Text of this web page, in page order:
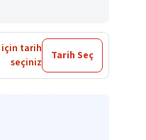
için tarih
seçiniz
Tarih Seç